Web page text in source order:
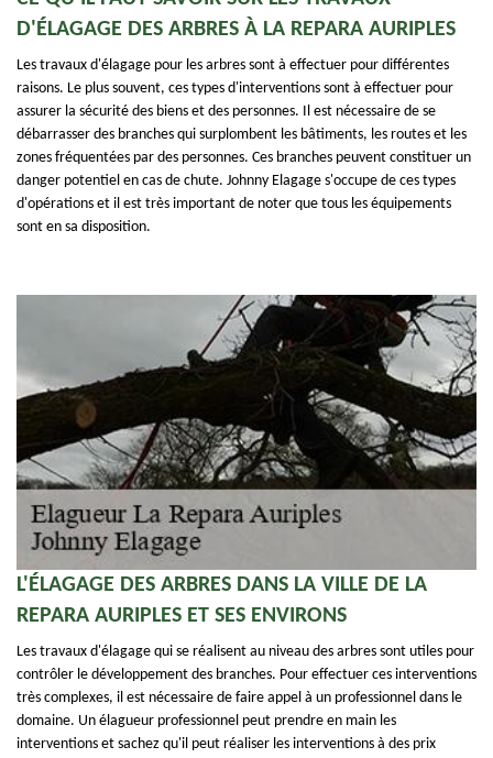
D'ÉLAGAGE DES ARBRES À LA REPARA AURIPLES
Les travaux d'élagage pour les arbres sont à effectuer pour différentes
raisons. Le plus souvent, ces types d'interventions sont à effectuer pour
assurer la sécurité des biens et des personnes. Il est nécessaire de se
débarrasser des branches qui surplombent les bâtiments, les routes et les
zones fréquentées par des personnes. Ces branches peuvent constituer un
danger potentiel en cas de chute. Johnny Elagage s'occupe de ces types
d'opérations et il est très important de noter que tous les équipements
sont en sa disposition.
L'ÉLAGAGE DES ARBRES DANS LA VILLE DE LA
REPARA AURIPLES ET SES ENVIRONS
Les travaux d'élagage qui se réalisent au niveau des arbres sont utiles pour
contrôler le développement des branches. Pour effectuer ces interventions
très complexes, il est nécessaire de faire appel à un professionnel dans le
domaine. Un élagueur professionnel peut prendre en main les
interventions et sachez qu'il peut réaliser les interventions à des prix